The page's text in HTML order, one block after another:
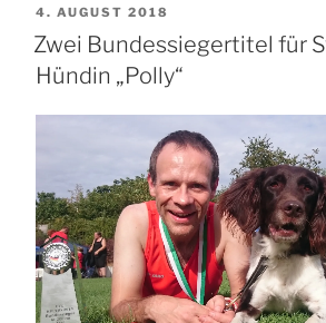
Turnier
der
Hundefreunde“
VERÖFFENTLICHT
AM
4. AUGUST 2018
Zwei Bundessiegertitel für
Hündin „Polly“